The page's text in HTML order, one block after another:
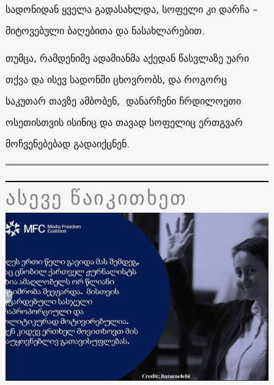
სადონიდან ყველა გადასახლდა, სოფელი კი დარჩა –
მიტოვებული ბაღებითა და ნასახლარებით.
თუმცა, რამდენიმე ადამიანმა აქედან წასვლაზე უარი
თქვა და ისევ სადონში ცხოვრობს, და როგორც
საკუთარ თავზე ამბობენ, დანარჩენი ჩრდილოეთი
ოსეთისთვის ისინიც და თავად სოფელიც ერთგვარ
მოჩვენებებად გადაიქცნენ.
ასევე წაიკითხეთ